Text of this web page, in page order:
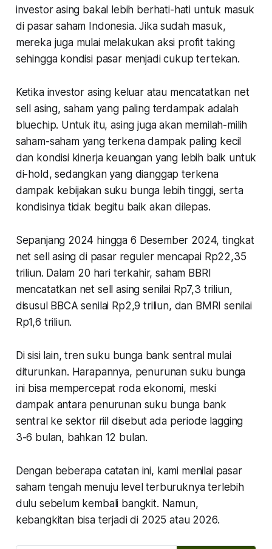
investor asing bakal lebih berhati-hati untuk masuk
di pasar saham Indonesia. Jika sudah masuk,
mereka juga mulai melakukan aksi profit taking
sehingga kondisi pasar menjadi cukup tertekan.
Ketika investor asing keluar atau mencatatkan net
sell asing, saham yang paling terdampak adalah
bluechip. Untuk itu, asing juga akan memilah-milih
saham-saham yang terkena dampak paling kecil
dan kondisi kinerja keuangan yang lebih baik untuk
di-hold, sedangkan yang dianggap terkena
dampak kebijakan suku bunga lebih tinggi, serta
kondisinya tidak begitu baik akan dilepas.
Sepanjang 2024 hingga 6 Desember 2024, tingkat
net sell asing di pasar reguler mencapai Rp22,35
triliun. Dalam 20 hari terkahir, saham BBRI
mencatatkan net sell asing senilai Rp7,3 triliun,
disusul BBCA senilai Rp2,9 triliun, dan BMRI senilai
Rp1,6 triliun.
Di sisi lain, tren suku bunga bank sentral mulai
diturunkan. Harapannya, penurunan suku bunga
ini bisa mempercepat roda ekonomi, meski
dampak antara penurunan suku bunga bank
sentral ke sektor riil disebut ada periode lagging
3-6 bulan, bahkan 12 bulan.
Dengan beberapa catatan ini, kami menilai pasar
saham tengah menuju level terburuknya terlebih
dulu sebelum kembali bangkit. Namun,
kebangkitan bisa terjadi di 2025 atau 2026.